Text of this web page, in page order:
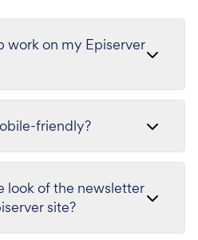
work on my Episerver
friendly?
look of the newsletter
site?